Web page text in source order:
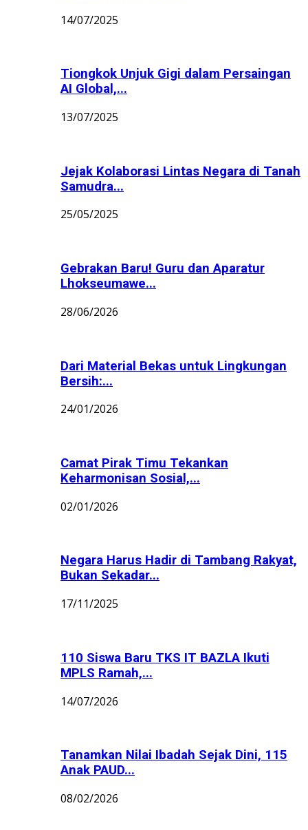
14/07/2025
Tiongkok Unjuk Gigi dalam Persaingan
AI Global,...
13/07/2025
Jejak Kolaborasi Lintas Negara di Tanah
Samudra...
25/05/2025
Gebrakan Baru! Guru dan Aparatur
Lhokseumawe...
28/06/2026
Dari Material Bekas untuk Lingkungan
Bersih:...
24/01/2026
Camat Pirak Timu Tekankan
Keharmonisan Sosial,...
02/01/2026
Negara Harus Hadir di Tambang Rakyat,
Bukan Sekadar...
17/11/2025
110 Siswa Baru TKS IT BAZLA Ikuti
MPLS Ramah,...
14/07/2026
Tanamkan Nilai Ibadah Sejak Dini, 115
Anak PAUD...
08/02/2026